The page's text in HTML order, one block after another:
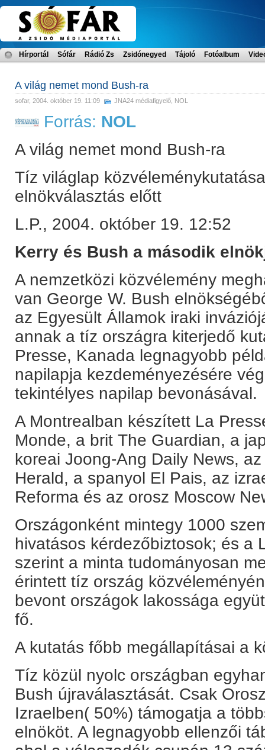
Hírportál Sófár Rádió Zs Zsidónegyed Tájoló Fotóalbum
A világ nemet mond Bush-ra
sofar, 2004. október 19. 11:09 JNA24 médiafigyelő NOL
Forrás: NOL
A világ nemet mond Bush-ra
Tíz világlap
elnökválasztás előtt
L.P., 2004. október 19. 12:52
Kerry és Bush a második
A nemzetközi közvélemény
van George W. Bush
az Egyesült Államok iraki
annak a tíz országra kiterjedő
Presse, Kanada legnagyobb
napilapja kezdeményezésére
tekintélyes napilap bevonásával.
A Montrealban készített La
Monde, a brit The Guardian, a
koreai Joong-Ang Daily News,
Herald, a spanyol El Pais, az
Reforma és az orosz Moscow
Országonként mintegy 1000
hivatásos kérdezőbiztosok; és a
szerint a minta tudományosan
érintett tíz ország
bevont országok lakossága
fő.
A kutatás főbb megállapításai a
Tíz közül nyolc országban
Bush újraválasztását. Csak
Izraelben( 50%) támogatja a
elnököt. A legnagyobb ellenzői